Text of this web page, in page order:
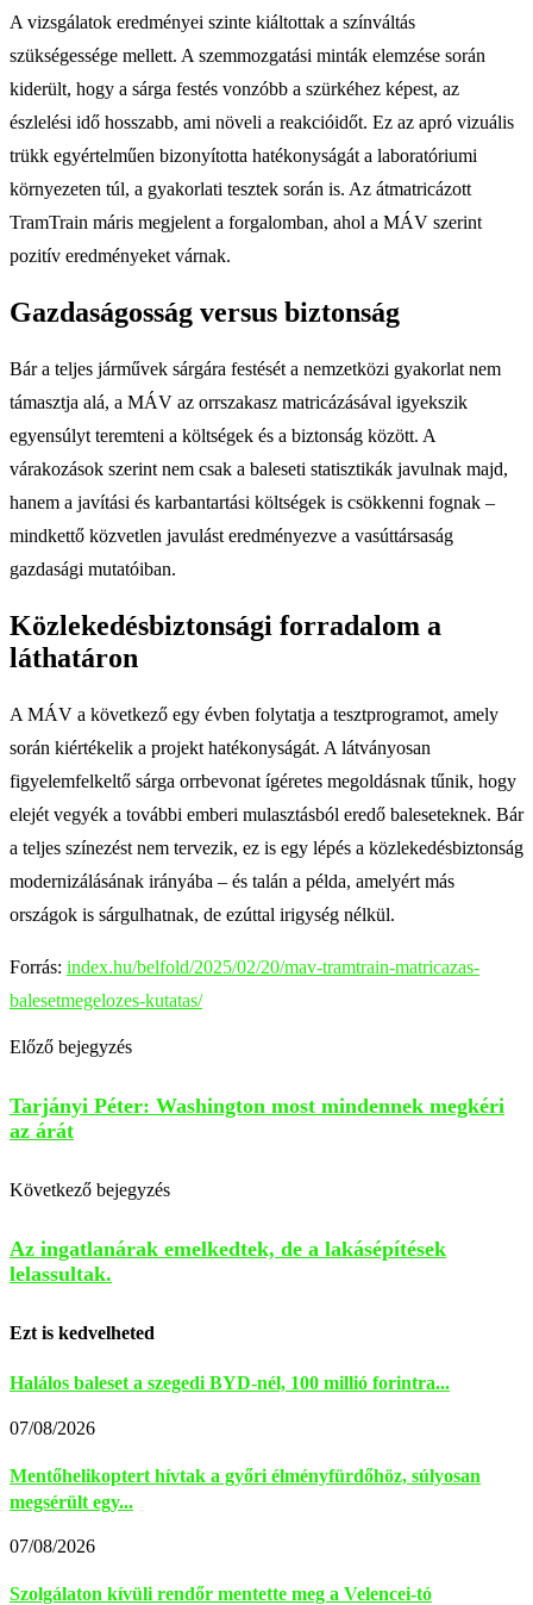
A vizsgálatok eredményei szinte kiáltottak a színváltás
szükségessége mellett. A szemmozgatási minták elemzése során
kiderült, hogy a sárga festés vonzóbb a szürkéhez képest, az
észlelési idő hosszabb, ami növeli a reakcióidőt. Ez az apró vizuális
trükk egyértelműen bizonyította hatékonyságát a laboratóriumi
környezeten túl, a gyakorlati tesztek során is. Az átmatricázott
TramTrain máris megjelent a forgalomban, ahol a MÁV szerint
pozitív eredményeket várnak.
Gazdaságosság versus biztonság
Bár a teljes járművek sárgára festését a nemzetközi gyakorlat nem
támasztja alá, a MÁV az orrszakasz matricázásával igyekszik
egyensúlyt teremteni a költségek és a biztonság között. A
várakozások szerint nem csak a baleseti statisztikák javulnak majd,
hanem a javítási és karbantartási költségek is csökkenni fognak –
mindkettő közvetlen javulást eredményezve a vasúttársaság
gazdasági mutatóiban.
Közlekedésbiztonsági forradalom a
láthatáron
A MÁV a következő egy évben folytatja a tesztprogramot, amely
során kiértékelik a projekt hatékonyságát. A látványosan
figyelemfelkeltő sárga orrbevonat ígéretes megoldásnak tűnik, hogy
elejét vegyék a további emberi mulasztásból eredő baleseteknek. Bár
a teljes színezést nem tervezik, ez is egy lépés a közlekedésbiztonság
modernizálásának irányába – és talán a példa, amelyért más
országok is sárgulhatnak, de ezúttal irigység nélkül.
Forrás: index.hu/belfold/2025/02/20/mav-tramtrain-matricazas-
balesetmegelozes-kutatas/
Előző bejegyzés
Tarjányi Péter: Washington most mindennek megkéri
az árát
Következő bejegyzés
Az ingatlanárak emelkedtek, de a lakásépítések
lelassultak.
Ezt is kedvelheted
Halálos baleset a szegedi BYD-nél, 100 millió forintra...
07/08/2026
Mentőhelikoptert hívtak a győri élményfürdőhöz, súlyosan
megsérült egy...
07/08/2026
Szolgálaton kívüli rendőr mentette meg a Velencei-tó